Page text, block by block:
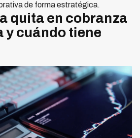
de forma estratégica.
quita en cobranza
y cuándo tiene